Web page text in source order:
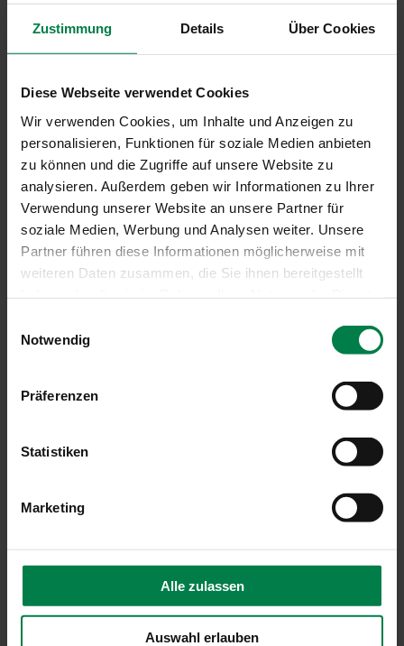
Zustimmung Details Über Cookies
Diese Webseite verwendet Cookies
Wir verwenden Cookies, um Inhalte und Anzeigen zu
personalisieren, Funktionen für soziale Medien anbieten
zu können und die Zugriffe auf unsere Website zu
analysieren. Außerdem geben wir Informationen zu Ihrer
Verwendung unserer Website an unsere Partner für
soziale Medien, Werbung und Analysen weiter. Unsere
Partner führen diese Informationen möglicherweise mit
weiteren Daten zusammen, die Sie ihnen bereitgestellt
Notwendig
Präferenzen
Statistiken
Marketing
Alle zulassen
Auswahl erlauben
* gemäß Garantiebedingungen unter
www.caravita.de/garantie
Das könnte Sie auch interessieren